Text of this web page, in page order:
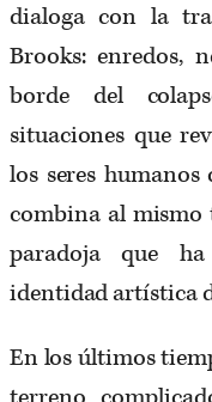
dialoga con la
Brooks: enredos,
borde del
situaciones que
los seres
combina al mismo
paradoja que
identidad artística
En los últimos